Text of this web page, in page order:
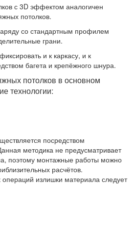
с 3D эффектом аналогичен
потолков.
со стандартным профилем
грани.
и к каркасу, и к
багета и крепёжного шнура.
потолков в основном
технологии:
посредством
методика не предусматривает
поэтому монтажные работы можно
расчётов.
излишки материала следует